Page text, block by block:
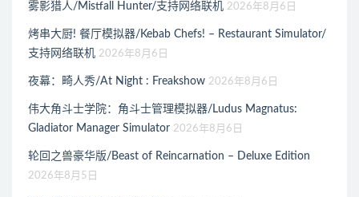
雾影猎人/Mistfall Hunter/支持网络联机 2026年8月6日
烤串大厨! 餐厅模拟器/Kebab Chefs! – Restaurant Simulator/
支持网络联机 2026年8月6日
夜幕：畸人秀/At Night : Freakshow 2026年8月6日
伟大角斗士学院：角斗士管理模拟器/Ludus Magnatus:
Gladiator Manager Simulator 2026年8月6日
轮回之兽豪华版/Beast of Reincarnation – Deluxe Edition
2026年8月5日